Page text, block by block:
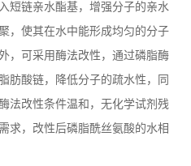
短链亲水酯基，增强分子的亲水
，使其在水中能形成均匀的分子
，可采用酶法改性，通过磷脂酶
肪酸链，降低分子的疏水性，同
法改性条件温和，无化学试剂残
求，改性后磷脂酰丝氨酸的水相